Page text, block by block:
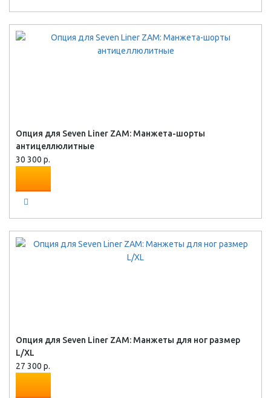
Опция для Seven Liner ZAM: Манжета-шорты
антицеллюлитные
30 300 р.
Опция для Seven Liner ZAM: Манжеты для ног размер
L/XL
27 300 р.